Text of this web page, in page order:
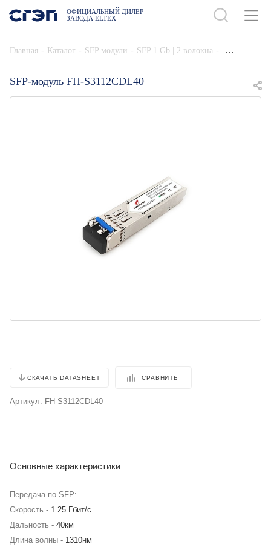
ОФИЦИАЛЬНЫЙ ДИЛЕР
ЗАВОДА ELTEX
Главная - Каталог - SFP модули - SFP 1 Gb | 2 волокна -
SFP-модуль FH-S3112CDL40
СКАЧАТЬ DATASHEET СРАВНИТЬ
Артикул: FH-S3112CDL40
Основные характеристики
Передача по SFP:
Скорость - 1.25 Гбит/с
Дальность - 40км
Длина волны - 1310нм